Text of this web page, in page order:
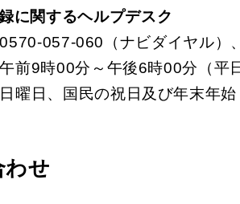
に関するヘルプデスク
057-060（ナビダイヤル）
前9時00分～午後6時00分（平
日曜日、国民の祝日及び年末年
わせ